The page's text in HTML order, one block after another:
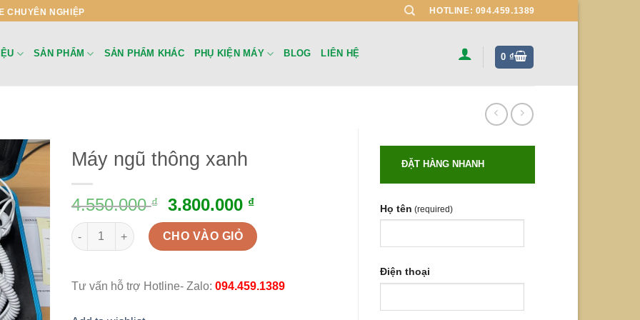
CHUYÊN NGHIỆP HOTLINE: 094.459.1389
SẢN PHẨM SẢN PHẨM KHÁC PHỤ KIỆN MÁY BLOG LIÊN HỆ 0₫
ĐẶT HÀNG NHANH
Họ tên (required)
Điện thoại
Máy ngũ thông xanh
4.550.000₫ 3.800.000 ₫
Máy ngũ thông xanh quantity
CHO VÀO GIỎ
Tư vấn hỗ trợ Hotline- Zalo: 094.459.1389